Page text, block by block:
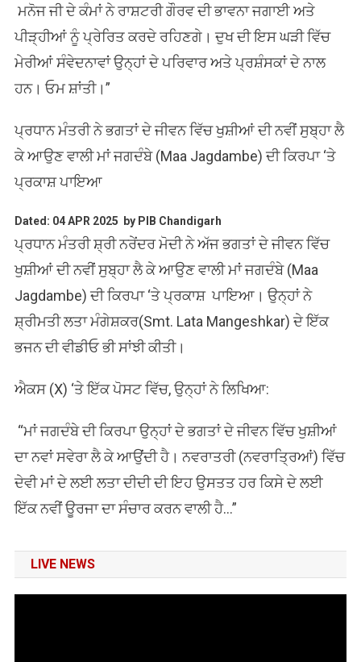
ਮਨੋਜ ਜੀ ਦੇ ਕੰਮਾਂ ਨੇ ਰਾਸ਼ਟਰੀ ਗੌਰਵ ਦੀ ਭਾਵਨਾ ਜਗਾਈ ਅਤੇ
ਪੀੜ੍ਹੀਆਂ ਨੂੰ ਪ੍ਰੇਰਿਤ ਕਰਦੇ ਰਹਿਣਗੇ। ਦੁਖ ਦੀ ਇਸ ਘੜੀ ਵਿੱਚ
ਮੇਰੀਆਂ ਸੰਵੇਦਨਾਵਾਂ ਉਨ੍ਹਾਂ ਦੇ ਪਰਿਵਾਰ ਅਤੇ ਪ੍ਰਸ਼ੰਸਕਾਂ ਦੇ ਨਾਲ
ਹਨ। ਓਮ ਸ਼ਾਂਤੀ।”
ਪ੍ਰਧਾਨ ਮੰਤਰੀ ਨੇ ਭਗਤਾਂ ਦੇ ਜੀਵਨ ਵਿੱਚ ਖੁਸ਼ੀਆਂ ਦੀ ਨਵੀਂ ਸੁਬ੍ਹਾ ਲੈ
ਕੇ ਆਉਣ ਵਾਲੀ ਮਾਂ ਜਗਦੰਬੇ (Maa Jagdambe) ਦੀ ਕਿਰਪਾ ‘ਤੇ
ਪ੍ਰਕਾਸ਼ ਪਾਇਆ
Dated: 04 APR 2025 by PIB Chandigarh
ਪ੍ਰਧਾਨ ਮੰਤਰੀ ਸ਼੍ਰੀ ਨਰੇਂਦਰ ਮੋਦੀ ਨੇ ਅੱਜ ਭਗਤਾਂ ਦੇ ਜੀਵਨ ਵਿੱਚ
ਖੁਸ਼ੀਆਂ ਦੀ ਨਵੀਂ ਸੁਬ੍ਹਾ ਲੈ ਕੇ ਆਉਣ ਵਾਲੀ ਮਾਂ ਜਗਦੰਬੇ (Maa
Jagdambe) ਦੀ ਕਿਰਪਾ ‘ਤੇ ਪ੍ਰਕਾਸ਼ ਪਾਇਆ। ਉਨ੍ਹਾਂ ਨੇ
ਸ਼੍ਰੀਮਤੀ ਲਤਾ ਮੰਗੇਸ਼ਕਰ(Smt. Lata Mangeshkar) ਦੇ ਇੱਕ
ਭਜਨ ਦੀ ਵੀਡੀਓ ਭੀ ਸਾਂਝੀ ਕੀਤੀ।
ਐਕਸ (X) ‘ਤੇ ਇੱਕ ਪੋਸਟ ਵਿੱਚ, ਉਨ੍ਹਾਂ ਨੇ ਲਿਖਿਆ:
“ਮਾਂ ਜਗਦੰਬੇ ਦੀ ਕਿਰਪਾ ਉਨ੍ਹਾਂ ਦੇ ਭਗਤਾਂ ਦੇ ਜੀਵਨ ਵਿੱਚ ਖੁਸ਼ੀਆਂ
ਦਾ ਨਵਾਂ ਸਵੇਰਾ ਲੈ ਕੇ ਆਉਂਦੀ ਹੈ। ਨਵਰਾਤਰੀ (ਨਵਰਾਤ੍ਰਿਆਂ) ਵਿੱਚ
ਦੇਵੀ ਮਾਂ ਦੇ ਲਈ ਲਤਾ ਦੀਦੀ ਦੀ ਇਹ ਉਸਤਤ ਹਰ ਕਿਸੇ ਦੇ ਲਈ
ਇੱਕ ਨਵੀਂ ਊਰਜਾ ਦਾ ਸੰਚਾਰ ਕਰਨ ਵਾਲੀ ਹੈ…”
LIVE NEWS